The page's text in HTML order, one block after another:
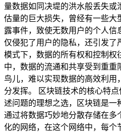
量数据如同决堤的洪水般丢失或
估量的巨大损失，曾经有一些大
露事件，致使无数用户的个人
仅侵犯了用户的隐私，还引发了
模式下，数据的所有权和控制权
中，数据的流通和共享受到重重
鸟儿，难以实现数据的高效利用
分发挥。 区块链技术的核心特
述问题的理想之选，区块链是一
通过将数据巧妙地分散存储在多
化的网络，在这个网络中，每个